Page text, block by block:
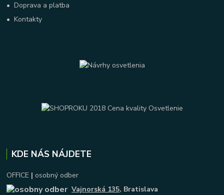
•Doprava a platba
•Kontakty
KDE NÁS NÁJDETE
OFFICE | osobný odber
Vajnorská 135, Bratislava